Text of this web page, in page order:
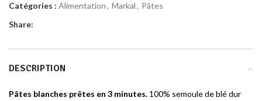
Catégories : Alimentation, Markal, Pâtes
Share:
DESCRIPTION
Pâtes blanches prêtes en 3 minutes. 100% semoule de blé dur